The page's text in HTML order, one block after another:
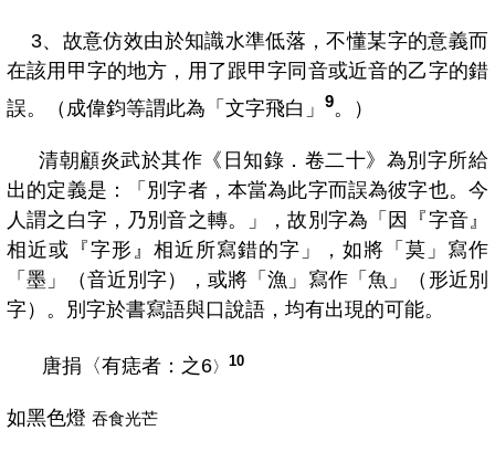
3、故意仿效由於知識水準低落，不懂某字的意義而
在該用甲字的地方，用了跟甲字同音或近音的乙字的錯
誤。（成偉鈞等謂此為「文字飛白」 9。）
清朝顧炎武於其作《日知錄．卷二十》為別字所給
出的定義是：「別字者，本當為此字而誤為彼字也。今
人謂之白字，乃別音之轉。」，故別字為「因『字音』
相近或『字形』相近所寫錯的字」，如將「莫」寫作
「墨」（音近別字），或將「漁」寫作「魚」（形近別
字）。別字於書寫語與口說語，均有出現的可能。
唐捐〈有痣者：之6〉 10
如黑色燈 吞食光芒